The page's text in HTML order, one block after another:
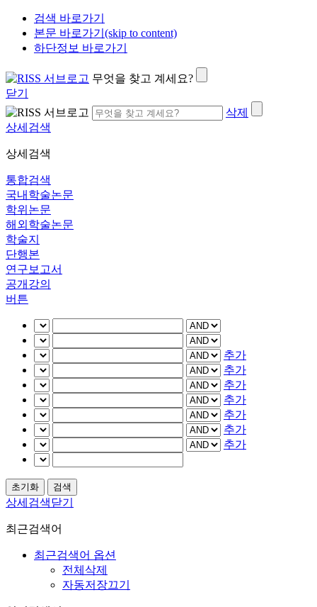
검색 바로가기
본문 바로가기(skip to content)
하단정보 바로가기
무엇을 찾고 계세요?
닫기
삭제
상세검색
상세검색
통합검색
국내학술논문
학위논문
해외학술논문
학술지
단행본
연구보고서
공개강의
버튼
추가
추가
추가
추가
추가
추가
추가
상세검색닫기
최근검색어
최근검색어 옵션
전체삭제
자동저장끄기